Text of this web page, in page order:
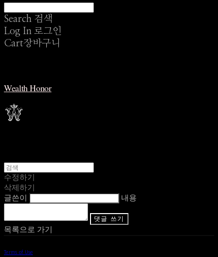
Search 검색
Log In 로그인
Cart장바구니
Wealth Honor
수정하기
삭제하기
글쓴이
내용
댓글 쓰기
목록으로 가기
Terms of Use